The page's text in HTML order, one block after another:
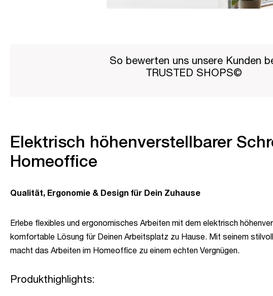
So bewerten uns unsere Kunden
TRUSTED SHOPS©
Elektrisch höhenverstellbarer
Homeoffice
Qualität, Ergonomie & Design für Dein Zuhause
Erlebe flexibles und ergonomisches Arbeiten mit dem elektrisch
komfortable Lösung für Deinen Arbeitsplatz zu Hause. Mit seinem
macht das Arbeiten im Homeoffice zu einem echten Vergnügen.
Produkthighlights: